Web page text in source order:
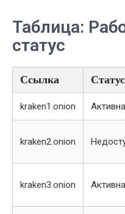
Таблица:
статус
Ссылка Статус
kraken1.onion Активна
kraken2.onion
kraken3.onion Активна